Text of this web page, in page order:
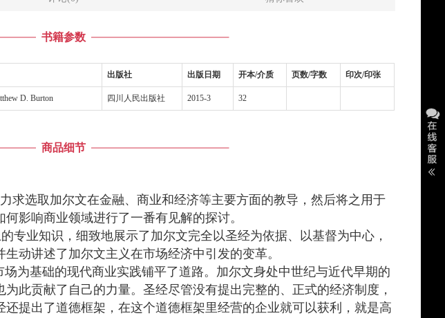
书籍参数
出版社 出版日期 开本/介质 页数/字数 印次/印张
D. Burton 四川人民出版社 2015-3 32
商品细节
求选取加尔文在金融、商业和经济等主要方面的教导，然后将之用于
影响商业领域进行了一番有见解的探讨。
专业知识，细致地展示了加尔文完全以圣经为依据、以基督为中心，
动讲述了加尔文主义在市场经济中引发的变革。
为基础的现代商业实践铺平了道路。加尔文身处中世纪与近代早期的
此贡献了自己的力量。圣经尽管没有提出完整的、正式的经济制度，
提出了道德框架，在这个道德框架里经营的企业就可以获利，就是高